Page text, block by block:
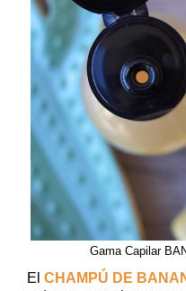
Gama Capilar
El CHAMPÚ DE